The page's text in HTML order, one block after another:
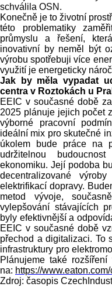
schválila OSN.
Konečně je to životní
této problematiky
průmyslu a řešení,
inovativní by neměl být
výrobu spotřebuji více
využití je energeticky
Jak by měla vypadat
centra v Roztokách u
EEIC v současné době
2025 plánuje jejich počet
výborné pracovní
ideální mix pro skutečné
úkolem bude práce na
udržitelnou
ekonomiku. Její podoba
decentralizované
elektrifikací dopravy.
metod vývoje,
vylepšování stávajících
byly efektivnější a
EEIC v současné době
přechod a digitalizaci. To
infrastruktury pro
Plánujeme také
na: https://
Zdroj: časopis